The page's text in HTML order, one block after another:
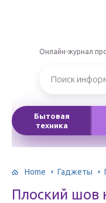
Онлайн-журнал
Бытовая
техника
Home Гаджеты
Плоский шов